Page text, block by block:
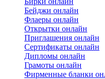
Бейджи онлайн
Флаеры онлайн
Открытки онлайн
Приглашения онлайн
Сертификаты онлайн
Дипломы онлайн
Грамоты онлайн
Фирменные бланки